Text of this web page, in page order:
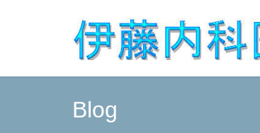
Blog